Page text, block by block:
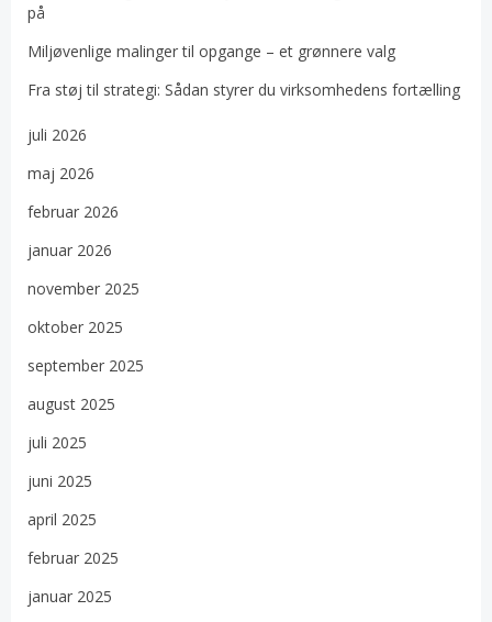
på
Miljøvenlige malinger til opgange – et grønnere valg
Fra støj til strategi: Sådan styrer du virksomhedens fortælling
juli 2026
maj 2026
februar 2026
januar 2026
november 2025
oktober 2025
september 2025
august 2025
juli 2025
juni 2025
april 2025
februar 2025
januar 2025